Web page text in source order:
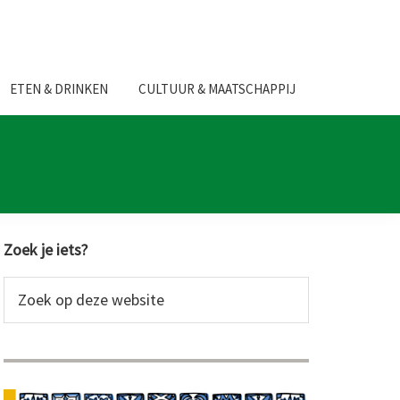
ETEN & DRINKEN CULTUUR & MAATSCHAPPIJ
Primaire
Sidebar
Zoek je iets?
op
website